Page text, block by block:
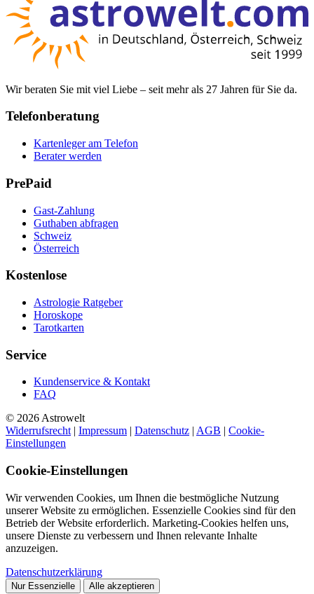
Wir beraten Sie mit viel Liebe – seit mehr als 27 Jahren für Sie da.
Telefonberatung
Kartenleger am Telefon
Berater werden
PrePaid
Gast-Zahlung
Guthaben abfragen
Schweiz
Österreich
Kostenlose
Astrologie Ratgeber
Horoskope
Tarotkarten
Service
Kundenservice & Kontakt
FAQ
© 2026 Astrowelt
Widerrufsrecht
Impressum Datenschutz AGB
Cookie-
Einstellungen
Cookie-Einstellungen
Wir verwenden Cookies, um Ihnen die bestmögliche Nutzung
unserer Website zu ermöglichen. Essenzielle Cookies sind für den
Betrieb der Website erforderlich. Marketing-Cookies helfen uns,
unsere Dienste zu verbessern und Ihnen relevante Inhalte
anzuzeigen.
Datenschutzerklärung
Nur Essenzielle Alle akzeptieren